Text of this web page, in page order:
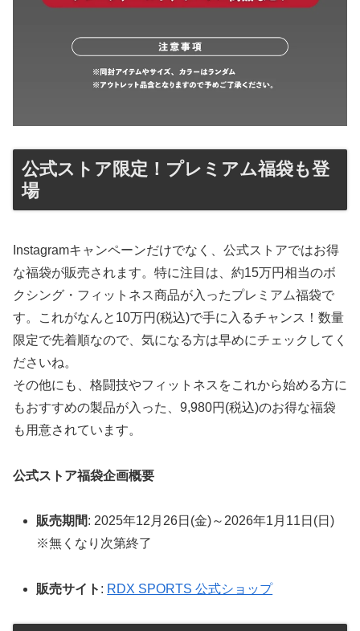
公式ストア限定！プレミアム福袋も登
場
Instagramキャンペーンだけでなく、公式ストアではお得
な福袋が販売されます。特に注目は、約15万円相当のボ
クシング・フィットネス商品が入ったプレミアム福袋で
す。これがなんと10万円(税込)で手に入るチャンス！数量
限定で先着順なので、気になる方は早めにチェックしてく
ださいね。
その他にも、格闘技やフィットネスをこれから始める方に
もおすすめの製品が入った、9,980円(税込)のお得な福袋
も用意されています。
公式ストア福袋企画概要
販売期間: 2025年12月26日(金)～2026年1月11日(日)
※無くなり次第終了
販売サイト : RDX SPORTS 公式ショップ